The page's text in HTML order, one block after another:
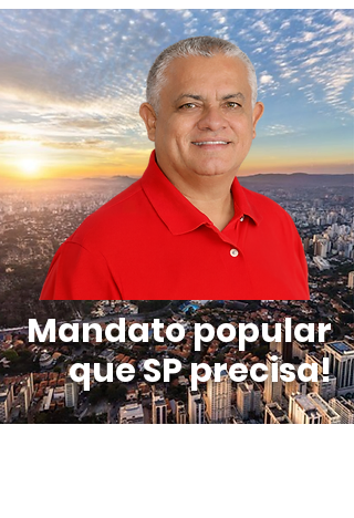
Mandato popular
que SP precisa!